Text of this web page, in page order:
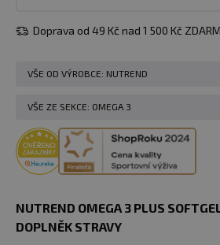
Doprava od 49 Kč nad 1 500 Kč
VŠE OD VÝROBCE: NUTREND
VŠE ZE SEKCE: OMEGA 3
NUTREND OMEGA 3 PLUS
DOPLNĚK STRAVY